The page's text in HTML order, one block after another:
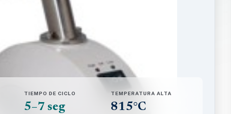
TIEMPO DE CICLO
5–7 seg
TEMPERATURA ALTA
815°C